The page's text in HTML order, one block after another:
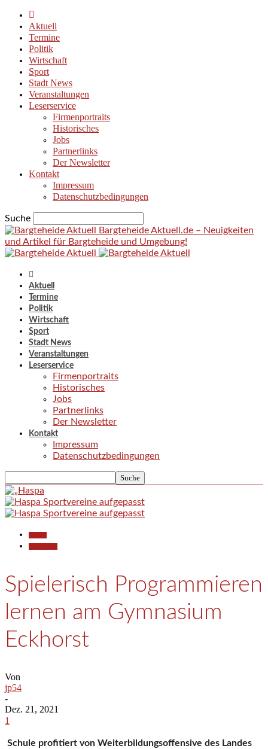
Aktuell
Termine
Politik
Wirtschaft
Sport
Stadt News
Veranstaltungen
Leserservice
Firmenportraits
Historisches
Jobs
Partnerlinks
Der Newsletter
Kontakt
Impressum
Datenschutzbedingungen
Suche
Bargteheide Aktuell.de – Neuigkeiten
und Artikel für Bargteheide und Umgebung!
Aktuell
Termine
Politik
Wirtschaft
Sport
Stadt News
Veranstaltungen
Leserservice
Firmenportraits
Historisches
Jobs
Partnerlinks
Der Newsletter
Kontakt
Impressum
Datenschutzbedingungen
Spielerisch Programmieren
lernen am Gymnasium
Eckhorst
Von
jp54
-
Dez. 21, 2021
1
Schule profitiert von Weiterbildungsoffensive des Landes